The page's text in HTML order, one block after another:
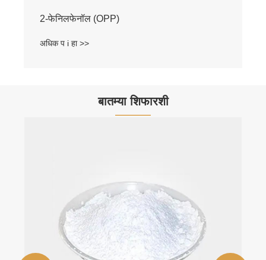
2-फेनिलफेनॉल (OPP)
अधिक प i हा >>
बातम्या शिफारशी